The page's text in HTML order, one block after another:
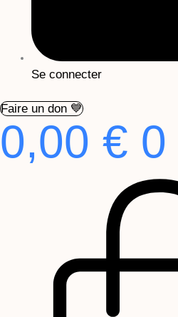
Se connecter
Faire un don 💙
0,00 € 0